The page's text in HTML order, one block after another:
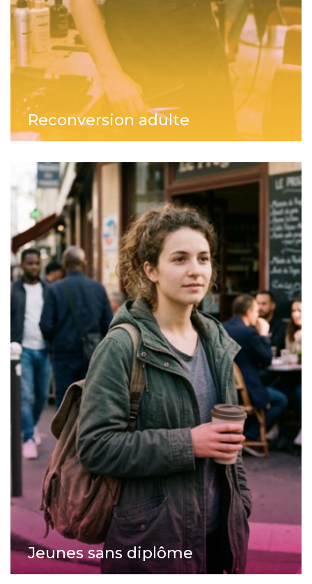
Reconversion adulte
Jeunes sans diplôme